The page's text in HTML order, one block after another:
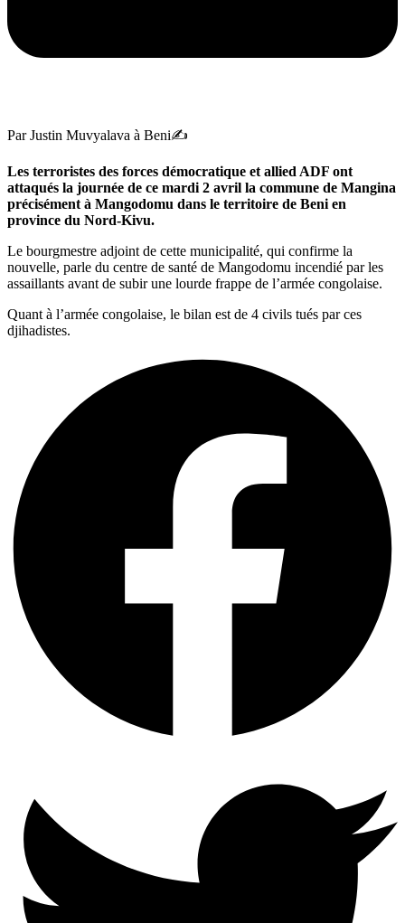
Par Justin Muvyalava à Beni✍️
Les terroristes des forces démocratique et allied ADF ont
attaqués la journée de ce mardi 2 avril la commune de Mangina
précisément à Mangodomu dans le territoire de Beni en
province du Nord-Kivu.
Le bourgmestre adjoint de cette municipalité, qui confirme la
nouvelle, parle du centre de santé de Mangodomu incendié par les
assaillants avant de subir une lourde frappe de l’armée congolaise.
Quant à l’armée congolaise, le bilan est de 4 civils tués par ces
djihadistes.